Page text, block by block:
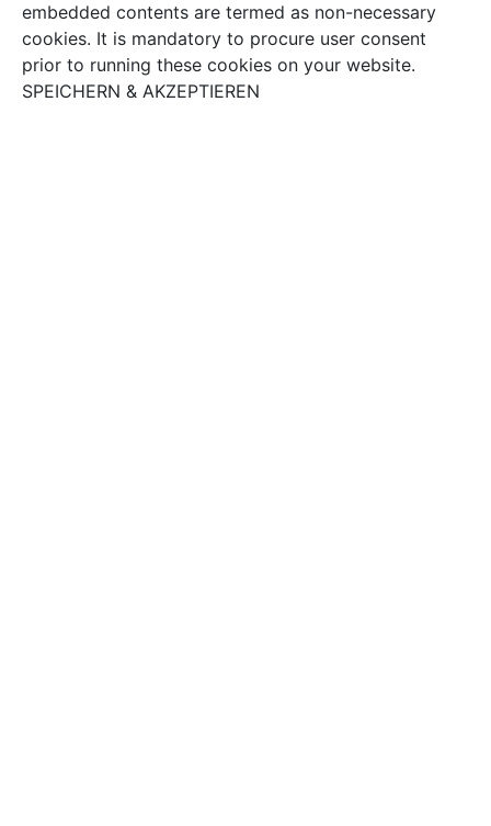
embedded contents are termed as non-necessary
cookies. It is mandatory to procure user consent
prior to running these cookies on your website.
SPEICHERN & AKZEPTIEREN